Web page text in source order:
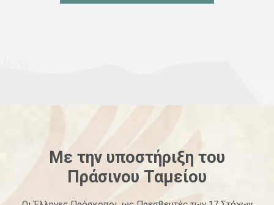
Με την υποστήριξη του
Πράσινου Ταμείου